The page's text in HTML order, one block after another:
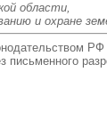
области,
и охране